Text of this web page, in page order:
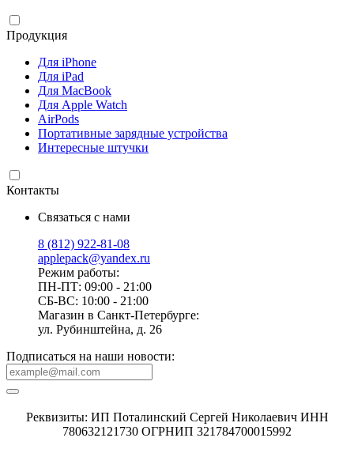
Продукция
Для iPhone
Для iPad
Для MacBook
Для Apple Watch
AirPods
Портативные зарядные устройства
Интересные штучки
Контакты
Связаться с нами
8 (812) 922-81-08
applepack@yandex.ru
Режим работы:
ПН-ПТ: 09:00 - 21:00
СБ-ВС: 10:00 - 21:00
Магазин в Санкт-Петербурге:
ул. Рубинштейна, д. 26
Подписаться на наши новости:
Реквизиты: ИП Поталинский Сергей Николаевич ИНН
780632121730 ОГРНИП 321784700015992